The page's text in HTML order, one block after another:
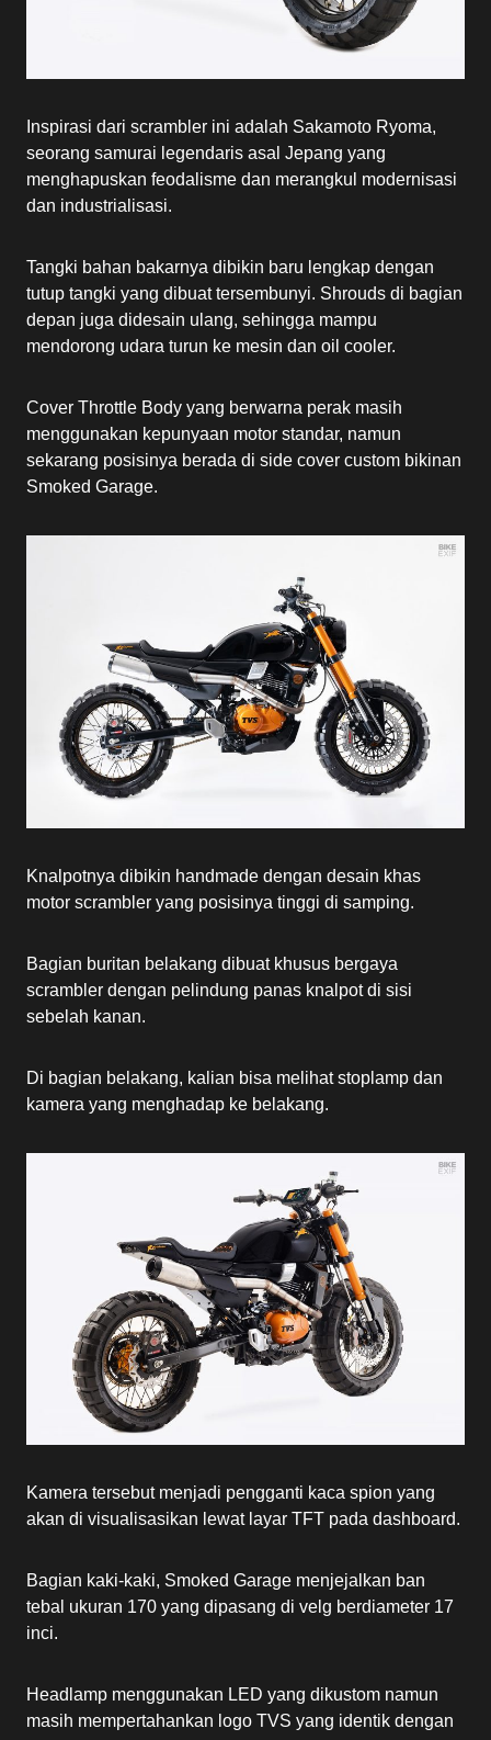
Inspirasi dari scrambler ini adalah Sakamoto Ryoma,
seorang samurai legendaris asal Jepang yang
menghapuskan feodalisme dan merangkul modernisasi
dan industrialisasi.
Tangki bahan bakarnya dibikin baru lengkap dengan
tutup tangki yang dibuat tersembunyi. Shrouds di bagian
depan juga didesain ulang, sehingga mampu
mendorong udara turun ke mesin dan oil cooler.
Cover Throttle Body yang berwarna perak masih
menggunakan kepunyaan motor standar, namun
sekarang posisinya berada di side cover custom bikinan
Smoked Garage.
Knalpotnya dibikin handmade dengan desain khas
motor scrambler yang posisinya tinggi di samping.
Bagian buritan belakang dibuat khusus bergaya
scrambler dengan pelindung panas knalpot di sisi
sebelah kanan.
Di bagian belakang, kalian bisa melihat stoplamp dan
kamera yang menghadap ke belakang.
Kamera tersebut menjadi pengganti kaca spion yang
akan di visualisasikan lewat layar TFT pada dashboard.
Bagian kaki-kaki, Smoked Garage menjejalkan ban
tebal ukuran 170 yang dipasang di velg berdiameter 17
inci.
Headlamp menggunakan LED yang dikustom namun
masih mempertahankan logo TVS yang identik dengan